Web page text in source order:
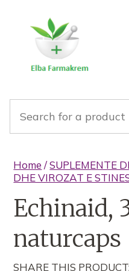
Home /SUPLEMENTE
DHE VIROZAT E
Echinaid,
naturcaps
SHARE THIS PRODUCT: